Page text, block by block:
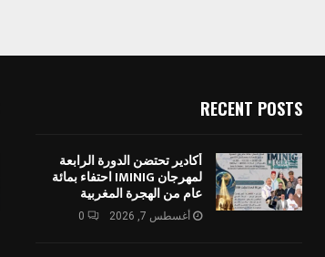
RECENT POSTS
أكادير تحتضن الدورة الرابعة
لمهرجان IMINIG احتفاء بمائة
عام من الهجرة المغربية
أغسطس 7, 2026 0